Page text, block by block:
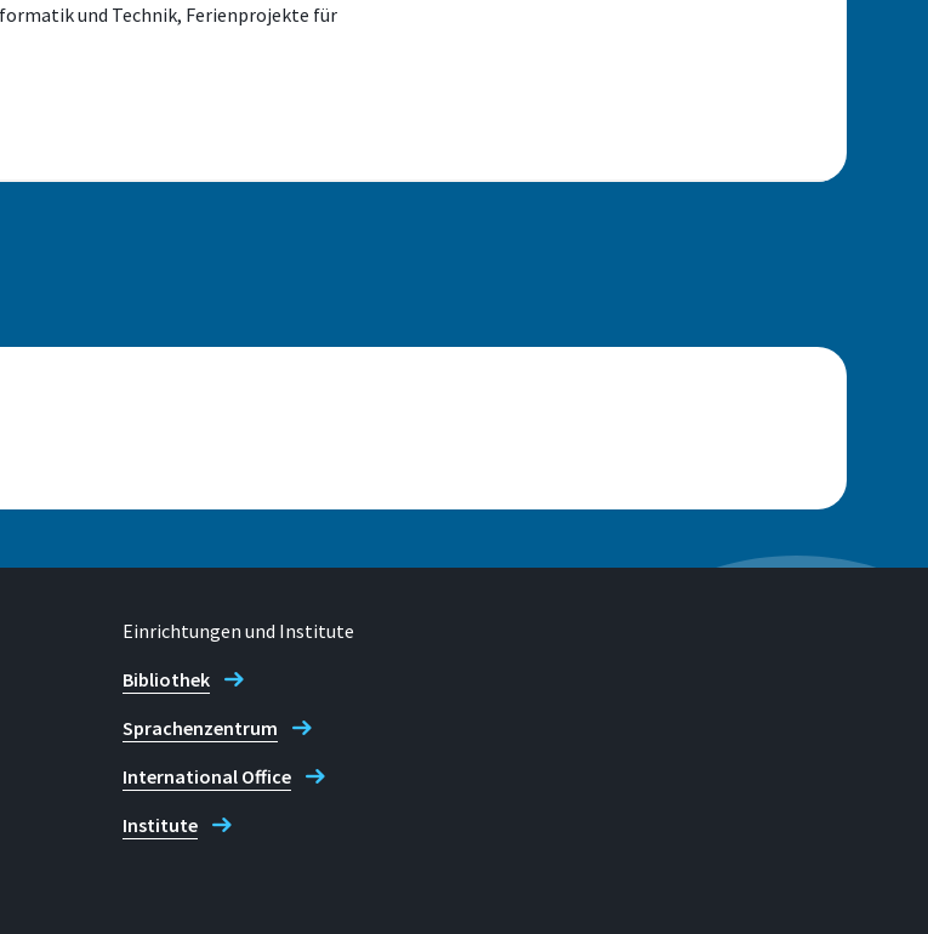
und Technik, Ferienprojekte für
Adresse
Einrichtungen und Institute
Bibliothek
Sprachenzentrum
International Office
Institute